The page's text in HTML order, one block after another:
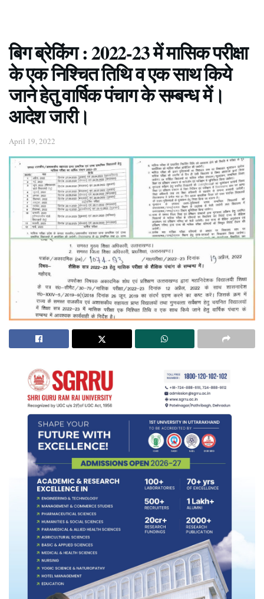
बिग ब्रेकिंग : 2022-23 में मासिक परीक्षा
के एक निश्चित तिथि व एक साथ किये
जाने हेतु वार्षिक पंचाग के सम्बन्ध में।
आदेश जारी।
April 19, 2022